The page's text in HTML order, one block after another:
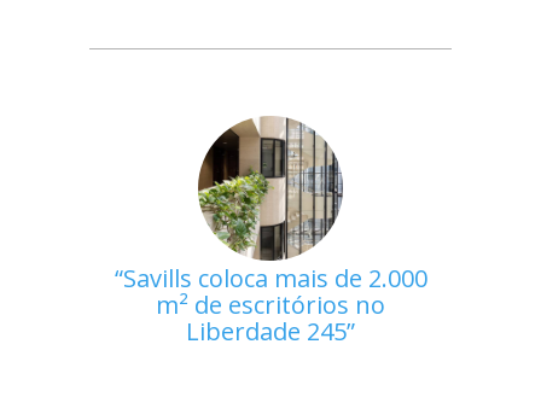
Savills coloca mais de 2.000
m² de escritórios no
Liberdade 245